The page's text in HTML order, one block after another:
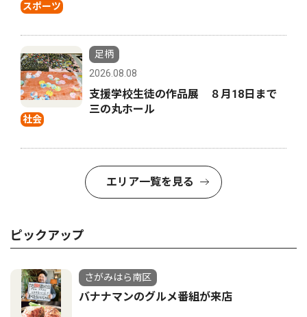
スポーツ
社会
足柄
2026.08.08
支援学校生徒の作品展 ８月18日まで
三の丸ホール
エリア一覧を見る
ピックアップ
さがみはら南区
バナナマンのグルメ番組が来店